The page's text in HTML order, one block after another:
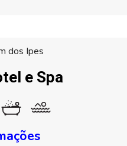
dos Ipes
e Spa